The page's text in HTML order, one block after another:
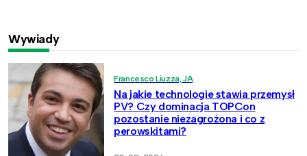
Wywiady
Francesco Liuzza, JA
Na jakie technologie stawia przemysł
PV? Czy dominacja TOPCon
pozostanie niezagrożona i co z
perowskitami?